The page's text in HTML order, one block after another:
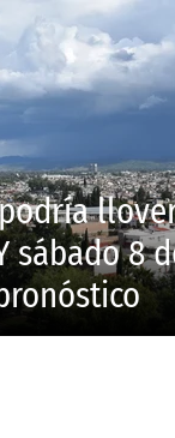
sábado 8